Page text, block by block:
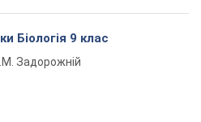
Біологія 9 клас
Задорожній